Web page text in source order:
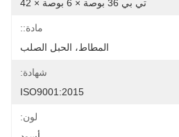
تي بي 36 بوصة × 6 بوصة × 42
مادة::
المطاط، الحبل الصلب
شهادة:
ISO9001:2015
لون: